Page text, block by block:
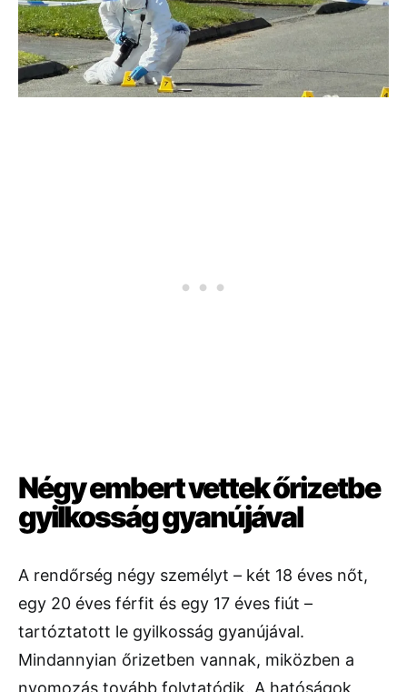
Négy embert vettek őrizetbe
gyilkosság gyanújával
A rendőrség négy személyt – két 18 éves nőt,
egy 20 éves férfit és egy 17 éves fiút –
tartóztatott le gyilkosság gyanújával.
Mindannyian őrizetben vannak, miközben a